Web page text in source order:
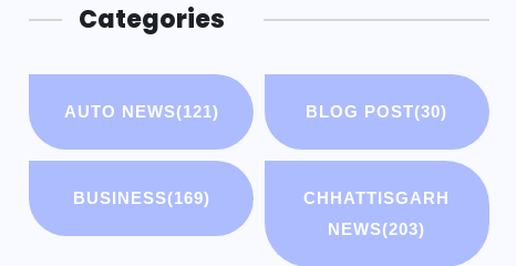
Categories
AUTO NEWS(121) BLOG POST(30)
BUSINESS(169)
CHHATTISGARH
NEWS(203)